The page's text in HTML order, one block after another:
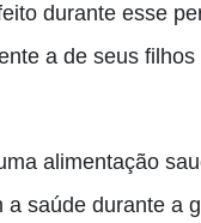
durante esse
a de seus filhos
alimentação
saúde durante a